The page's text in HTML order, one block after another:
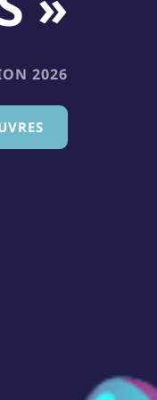
2026
ENTRE